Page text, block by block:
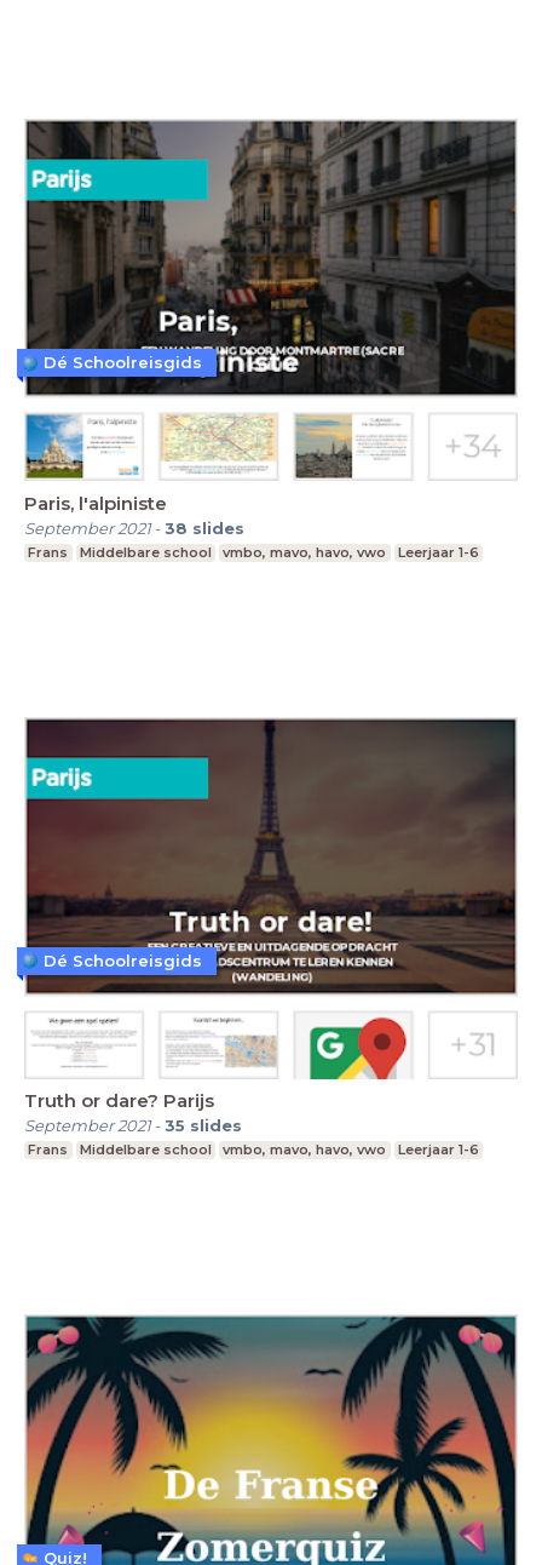
Paris, l'alpiniste
September 2021-38 slides
Frans Middelbare school vmbo, mavo, havo, vwo Leerjaar 1-6
Dé Schoolreisgids
Truth or dare? Parijs
September 2021-35 slides
Frans Middelbare school vmbo, mavo, havo, vwo Leerjaar 1-6
Dé Schoolreisgids
Quiz!